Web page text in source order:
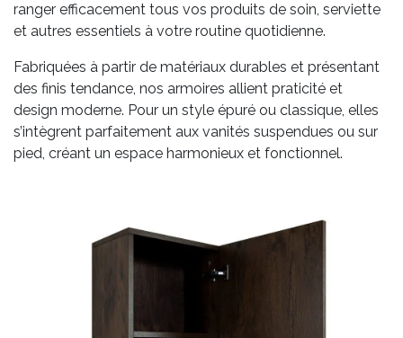
ranger efficacement tous vos produits de soin, serviette
et autres essentiels à votre routine quotidienne.
Fabriquées à partir de matériaux durables et présentant
des finis tendance, nos armoires allient praticité et
design moderne. Pour un style épuré ou classique, elles
s’intègrent parfaitement aux vanités suspendues ou sur
pied, créant un espace harmonieux et fonctionnel.